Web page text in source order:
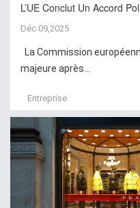
L’UE Conclut Un Accord
Déc 09,2025
La Commission
majeure après...
Entreprise